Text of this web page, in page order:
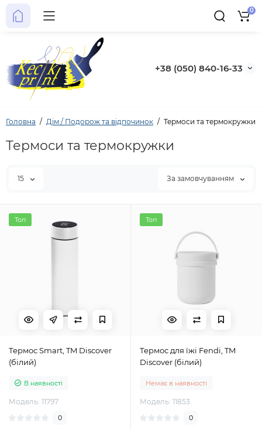
+38 (050) 840-16-33
0
Головна Дім / Подорож та відпочинок Термоси та термокружки
Термоси та термокружки
15 За замовчуванням
Топ
Термос Smart, TM Discover
(білий)
В наявності
Модель: 11797
0
Топ
Термос для їжі Fendi, TM
Discover (білий)
Немає в наявності
Модель: 11853
0